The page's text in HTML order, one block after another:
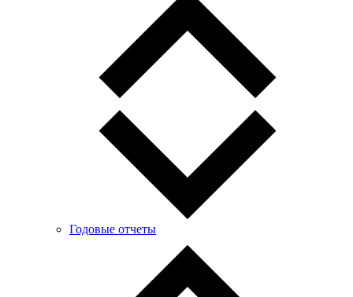
Годовые отчеты